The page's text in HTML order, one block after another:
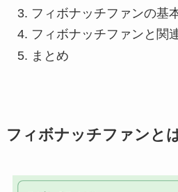
フィボナッチファンの基
フィボナッチファンと関
まとめ
フィボナッチファンと